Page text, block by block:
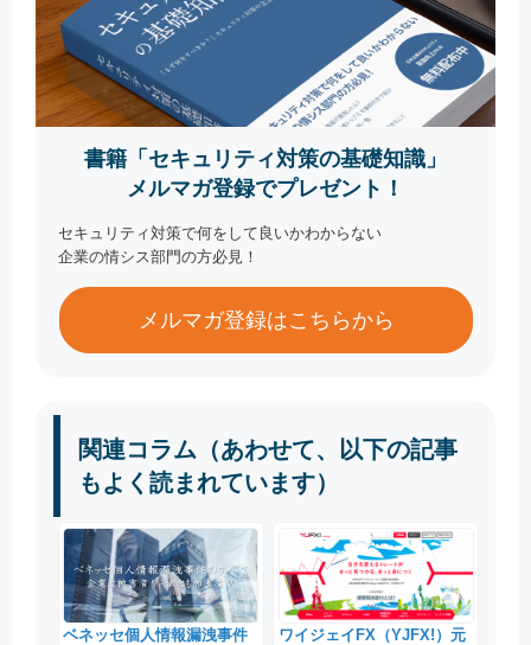
書籍「セキュリティ対策の基礎知識」
メルマガ登録でプレゼント！
セキュリティ対策で何をして良いかわからない
企業の情シス部門の方必見！
メルマガ登録はこちらから
関連コラム（あわせて、以下の記事
もよく読まれています）
ベネッセ個人情報漏洩事件
ワイジェイFX（YJFX!）元